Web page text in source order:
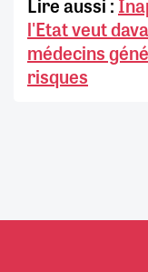
l'Etat veut
médecins
risques